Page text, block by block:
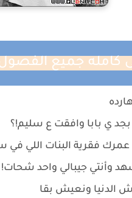
كامله جميع
ي بابا وافقت ع سليم!؟
فقرية البنات اللي في
وأنتي جيبالي واحد شحات!
الدنيا ونعيش بقا